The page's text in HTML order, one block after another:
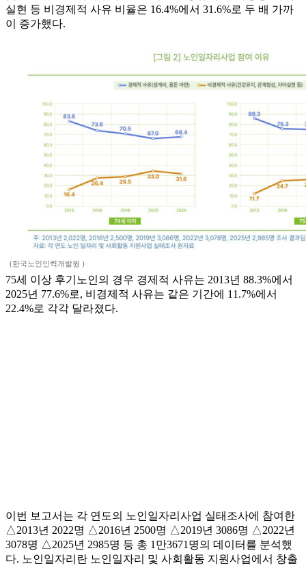
실현 등 비경제적 사유 비율은 16.4%에서 31.6%로 두 배 가까
이 증가했다.
(한국노인인력개발원 )
75세 이상 후기노인의 경우 경제적 사유는 2013년 88.3%에서
2025년 77.6%로, 비경제적 사유는 같은 기간에 11.7%에서
22.4%로 각각 달라졌다.
이번 보고서는 각 연도의 노인일자리사업 실태조사에 참여한
△2013년 2022명 △2016년 2500명 △2019년 3086명 △2022년
3078명 △2025년 2985명 등 총 1만3671명의 데이터를 분석했
다. 노인일자리란 노인일자리 및 사회활동 지원사업에서 창출